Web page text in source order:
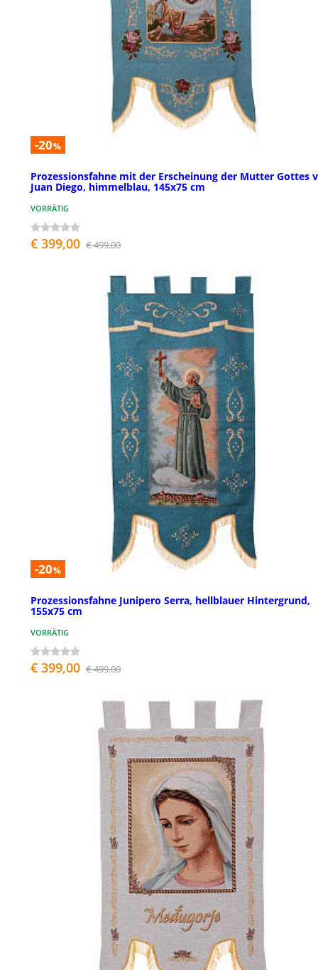
-20%
Prozessionsfahne mit der Erscheinung der Mutter Gottes
Juan Diego, himmelblau, 145x75 cm
VORRÄTIG
€ 399,00 € 499,00
-20%
Prozessionsfahne Junipero Serra, hellblauer Hintergrund,
155x75 cm
VORRÄTIG
€ 399,00 € 499,00